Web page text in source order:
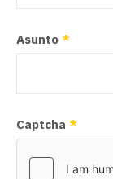
Asunto *
Captcha *